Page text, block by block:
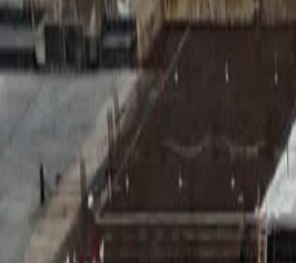
EmisiuniPodcastIstoric melodii